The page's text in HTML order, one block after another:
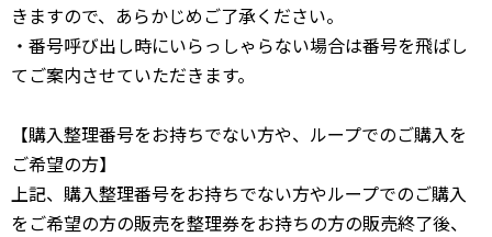
きますので、あらかじめご了承ください。
・番号呼び出し時にいらっしゃらない場合は番号を飛ばし
てご案内させていただきます。
【購入整理番号をお持ちでない方や、ループでのご購入を
ご希望の方】
上記、購入整理番号をお持ちでない方やループでのご購入
をご希望の方の販売を整理券をお持ちの方の販売終了後、